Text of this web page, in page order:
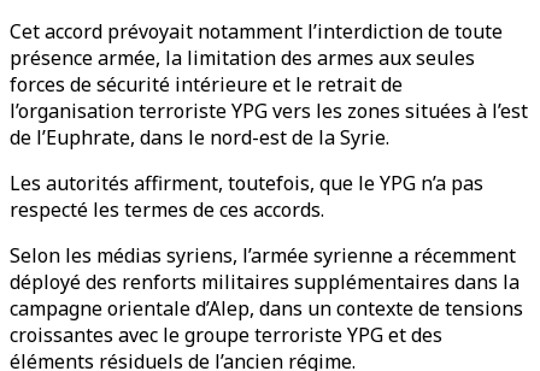
Cet accord prévoyait notamment l’interdiction de toute
présence armée, la limitation des armes aux seules
forces de sécurité intérieure et le retrait de
l’organisation terroriste YPG vers les zones situées à l’est
de l’Euphrate, dans le nord-est de la Syrie.
Les autorités affirment, toutefois, que le YPG n’a pas
respecté les termes de ces accords.
Selon les médias syriens, l’armée syrienne a récemment
déployé des renforts militaires supplémentaires dans la
campagne orientale d’Alep, dans un contexte de tensions
croissantes avec le groupe terroriste YPG et des
éléments résiduels de l’ancien régime.